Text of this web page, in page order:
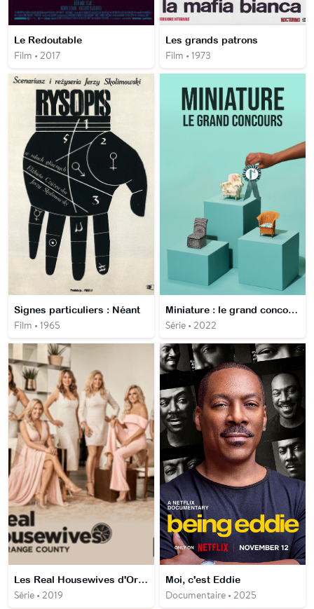
Le Redoutable
Film • 2017
Les grands patrons
Film • 1973
Signes particuliers : Néant
Film • 1965
Miniature : le grand concours
Série • 2022
Les Real Housewives d'Orange County
Série • 2019
Moi, c'est Eddie
Documentaire • 2025